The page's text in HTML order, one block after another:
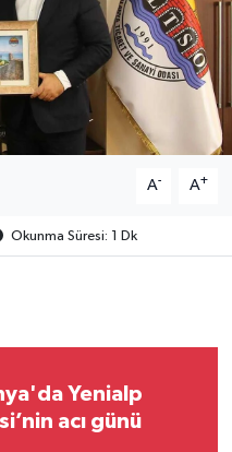
A- A+
Okunma Süresi: 1 Dk
Yenialp
acı günü